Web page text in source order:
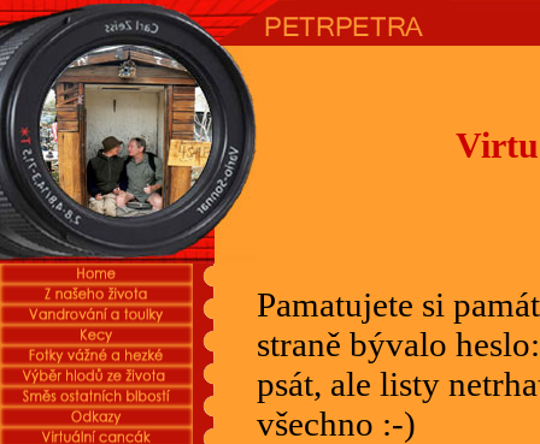
Pamatujete si
straně bývalo
psát, ale listy
všechno :-)